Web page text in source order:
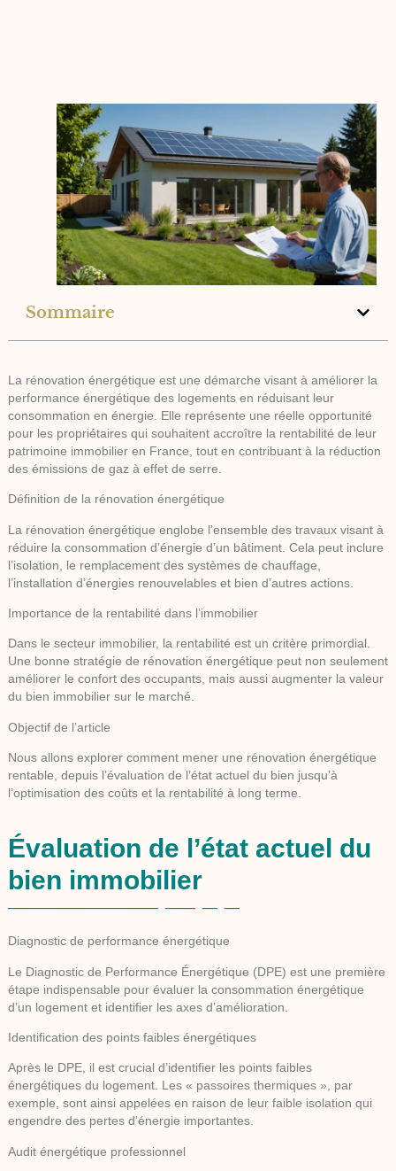
Sommaire
La rénovation énergétique est une démarche visant à améliorer la
performance énergétique des logements en réduisant leur
consommation en énergie. Elle représente une réelle opportunité
pour les propriétaires qui souhaitent accroître la rentabilité de leur
patrimoine immobilier en France, tout en contribuant à la réduction
des émissions de gaz à effet de serre.
Définition de la rénovation énergétique
La rénovation énergétique englobe l’ensemble des travaux visant à
réduire la consommation d’énergie d’un bâtiment. Cela peut inclure
l’isolation, le remplacement des systèmes de chauffage,
l’installation d’énergies renouvelables et bien d’autres actions.
Importance de la rentabilité dans l’immobilier
Dans le secteur immobilier, la rentabilité est un critère primordial.
Une bonne stratégie de rénovation énergétique peut non seulement
améliorer le confort des occupants, mais aussi augmenter la valeur
du bien immobilier sur le marché.
Objectif de l’article
Nous allons explorer comment mener une rénovation énergétique
rentable, depuis l’évaluation de l’état actuel du bien jusqu’à
l’optimisation des coûts et la rentabilité à long terme.
Évaluation de l’état actuel du
bien immobilier
Diagnostic de performance énergétique
Le Diagnostic de Performance Énergétique (DPE) est une première
étape indispensable pour évaluer la consommation énergétique
d’un logement et identifier les axes d’amélioration.
Identification des points faibles énergétiques
Après le DPE, il est crucial d’identifier les points faibles
énergétiques du logement. Les « passoires thermiques », par
exemple, sont ainsi appelées en raison de leur faible isolation qui
engendre des pertes d’énergie importantes.
Audit énergétique professionnel